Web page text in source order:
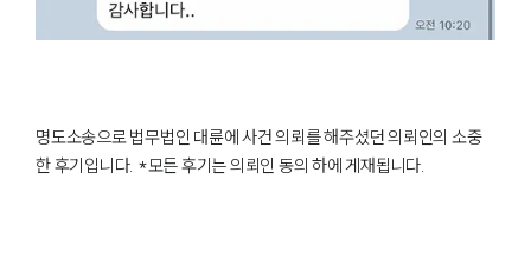
대륜의 강점
오시는 길
명도소송으로 법무법인 대륜에 사건 의뢰를 해주셨던 의뢰인의 소중
한 후기입니다. *모든 후기는 의뢰인 동의 하에 게재됩니다.